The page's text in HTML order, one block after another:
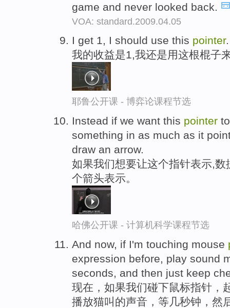
game and never looked back.
VOA: standard.2009.04.05
I get 1, I should use this pointer.
我的收益是1,我还是用这根棍子
耶鲁公开课 - 博弈论课程节选
Instead if we want this pointer
something in as much as it
draw an arrow.
如果我们想要让这个指针表示,
个箭头表示。
哈佛公开课 - 计算机科学课程节选
And now, if I'm touching mouse
expression before, play sound
seconds, and then just keep
现在，如果我们碰下鼠标指针，
播放猫叫的声音，等几秒钟，然